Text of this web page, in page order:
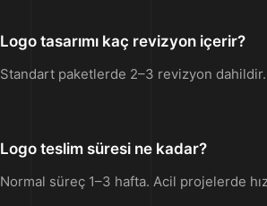
Logo tasarımı kaç revizyon içerir?
Standart paketlerde 2–3 revizyon
Logo teslim süresi ne kadar?
Normal süreç 1–3 hafta. Acil projelerde